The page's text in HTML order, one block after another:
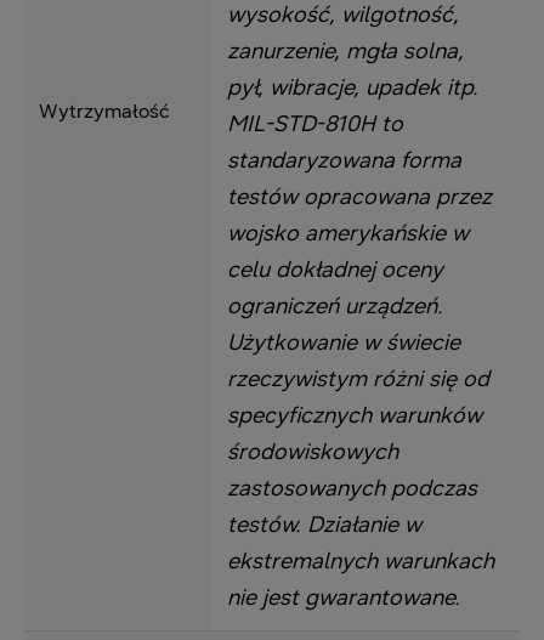
Wytrzymałość
wysokość, wilgotność,
zanurzenie, mgła solna,
pył, wibracje, upadek itp.
MIL-STD-810H to
standaryzowana forma
testów opracowana przez
wojsko amerykańskie w
celu dokładnej oceny
ograniczeń urządzeń.
Użytkowanie w świecie
rzeczywistym różni się od
specyficznych warunków
środowiskowych
zastosowanych podczas
testów. Działanie w
ekstremalnych warunkach
nie jest gwarantowane.